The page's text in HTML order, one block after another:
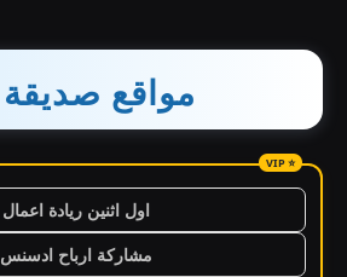
مواقع صديقة
اول اثنين ريادة اعمال
مشاركة ارباح ادسنس